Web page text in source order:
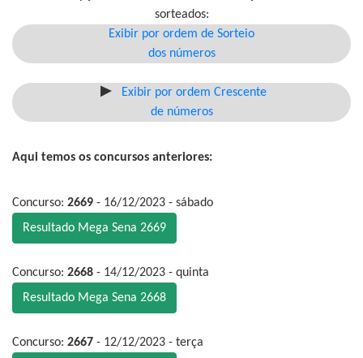
sorteados:
Exibir por ordem de Sorteio
dos números
Exibir por ordem Crescente
de números
Aqui temos os concursos anteriores:
Concurso: 2669 - 16/12/2023 - sábado
Resultado Mega Sena 2669
Concurso: 2668 - 14/12/2023 - quinta
Resultado Mega Sena 2668
Concurso: 2667 - 12/12/2023 - terça